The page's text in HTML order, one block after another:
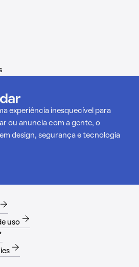
experiência inesquecível para
ou anuncia com a gente, o
design, segurança e tecnologia
uso